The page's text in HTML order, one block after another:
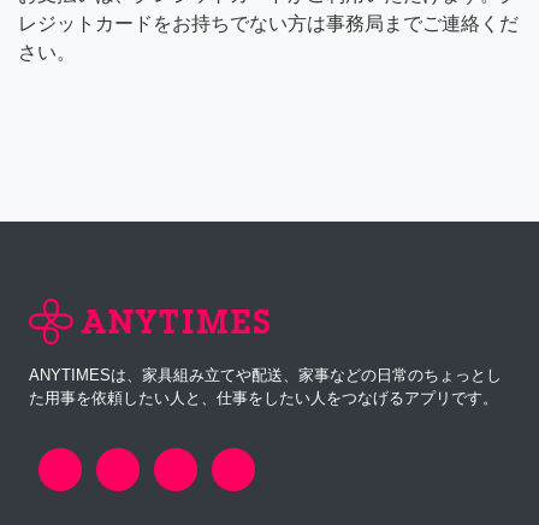
レジットカードをお持ちでない方は事務局までご連絡くだ
さい。
ANYTIMESは、家具組み立てや配送、家事などの日常のちょっとし
た用事を依頼したい人と、仕事をしたい人をつなげるアプリです。